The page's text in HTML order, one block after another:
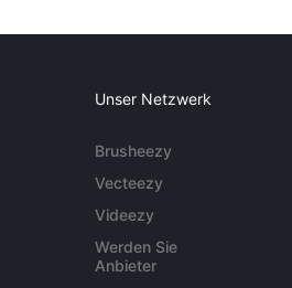
Unser Netzwerk
Brusheezy
Vecteezy
Videezy
Werden Sie
Anbieter